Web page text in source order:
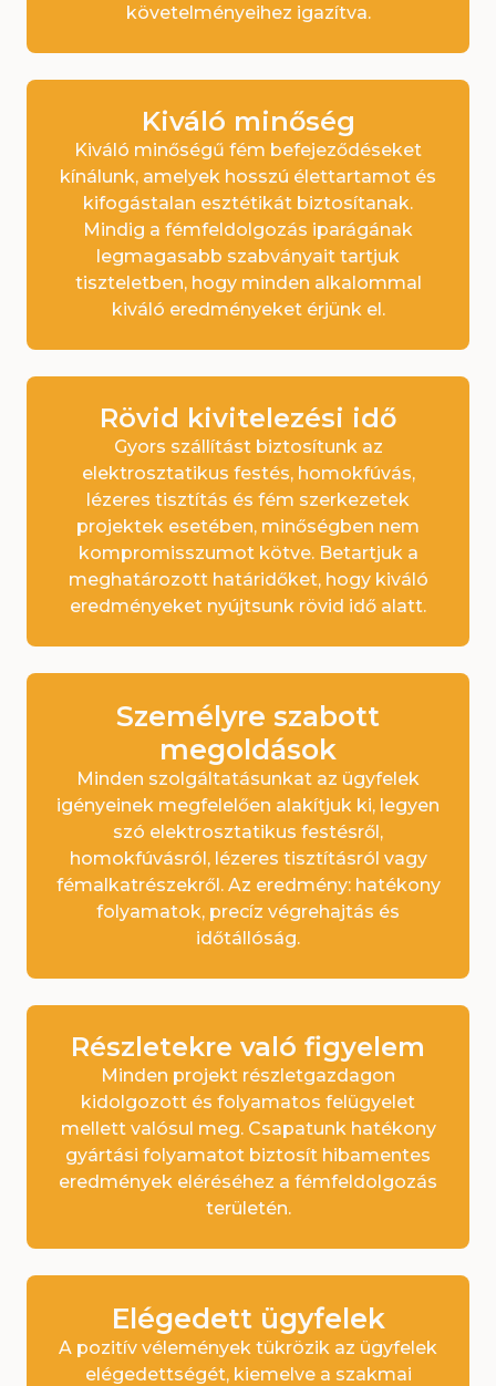
követelményeihez igazítva.
Kiváló minőség
Kiváló minőségű fém befejeződéseket
kínálunk, amelyek hosszú élettartamot és
kifogástalan esztétikát biztosítanak.
Mindig a fémfeldolgozás iparágának
legmagasabb szabványait tartjuk
tiszteletben, hogy minden alkalommal
kiváló eredményeket érjünk el.
Rövid kivitelezési idő
Gyors szállítást biztosítunk az
elektrosztatikus festés, homokfúvás,
lézeres tisztítás és fém szerkezetek
projektek esetében, minőségben nem
kompromisszumot kötve. Betartjuk a
meghatározott határidőket, hogy kiváló
eredményeket nyújtsunk rövid idő alatt.
Személyre szabott
megoldások
Minden szolgáltatásunkat az ügyfelek
igényeinek megfelelően alakítjuk ki, legyen
szó elektrosztatikus festésről,
homokfúvásról, lézeres tisztításról vagy
fémalkatrészekről. Az eredmény: hatékony
folyamatok, precíz végrehajtás és
időtállóság.
Részletekre való figyelem
Minden projekt részletgazdagon
kidolgozott és folyamatos felügyelet
mellett valósul meg. Csapatunk hatékony
gyártási folyamatot biztosít hibamentes
eredmények eléréséhez a fémfeldolgozás
területén.
Elégedett ügyfelek
A pozitív vélemények tükrözik az ügyfelek
elégedettségét, kiemelve a szakmai